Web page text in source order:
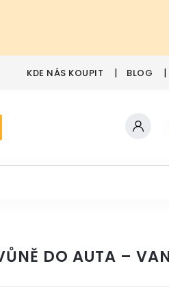
KDE NÁS KOUPIT BLOG
DO AUTA –